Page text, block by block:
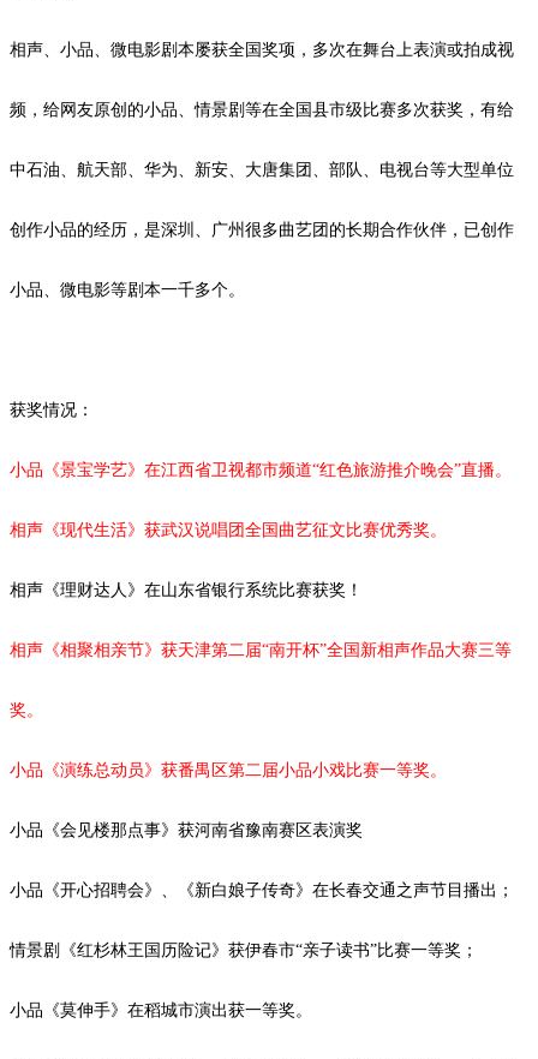
相声、小品、微电影剧本屡获全国奖项，多次在舞台上表演或拍成视
频，给网友原创 的小品、情景剧等在全国县市级比赛多次获奖，有给
中石油、航天部、华为、新安、大唐集团、部队、电视台等大型单位
创作小品的经历，是深圳、广州很多曲艺团的长期合作伙伴，已创作
小品、微电影等剧本一千多个。
获奖情况：
小品《景宝学艺》在江西省卫视都市频道“红色旅游推介晚会”直播。
相声《现代生活》获武汉说唱团全国曲艺征文比赛优秀奖。
相声《理财达人》在山东省银行系统比赛获奖！
相声《相聚相亲节》获天津第二届“南开杯”全国新相声作品大赛三等
奖。
小品《演练总动员》获番禺区第二届小品小戏比赛一等奖。
小品《会见楼那点事》获河南省豫南赛区表演奖
小品《开心招聘会》、《新白娘子传奇》在长春交通之声节目播出；
情景剧《红杉林王国历险记》获伊春市“亲子读书”比赛一等奖；
小品 《莫伸手》在稻城市演出获一等奖。